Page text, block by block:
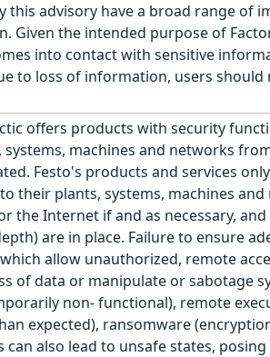
this advisory have a broad range of
the intended purpose of
into contact with sensitive
to loss of information, users
offers products with security
machines and networks
Festo's products and services
their plants, systems, machines
the Internet if and as necessary,
are in place. Failure to ensure
allow unauthorized, remote
of data or manipulate or sabotage
non- functional), remote
expected), ransomware
also lead to unsafe states,